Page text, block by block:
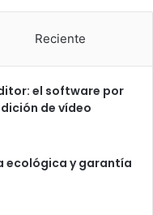
Reciente
el software por
de vídeo
ecológica y garantía